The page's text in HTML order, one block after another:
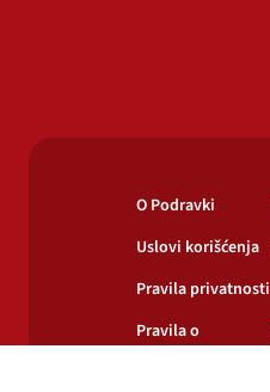
O Podravki
Uslovi korišćenja
Pravila privatnosti
Pravila o